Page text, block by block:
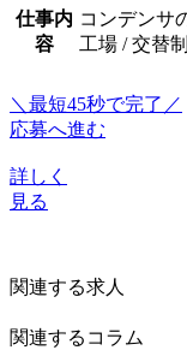
仕事内
容
コンデンサ
工場 / 交替制
＼最短45秒で完了／
応募へ進む
詳しく
見る
関連する求人
関連するコラム